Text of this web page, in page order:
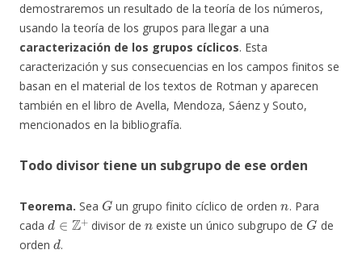
demostraremos un resultado de la teoría de los números,
usando la teoría de los grupos para llegar a una
caracterización de los grupos cíclicos. Esta
caracterización y sus consecuencias en los campos finitos se
basan en el material de los textos de Rotman y aparecen
también en el libro de Avella, Mendoza, Sáenz y Souto,
mencionados en la bibliografía.
Todo divisor tiene un subgrupo de ese orden
Teorema. Sea
G
un grupo finito cíclico de orden
. Para
cada
d∈Z+
divisor de
n
existe un único subgrupo de
G
de
orden
d
.